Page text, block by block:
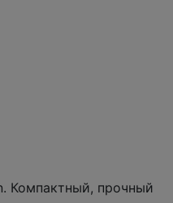
Компактный, прочный